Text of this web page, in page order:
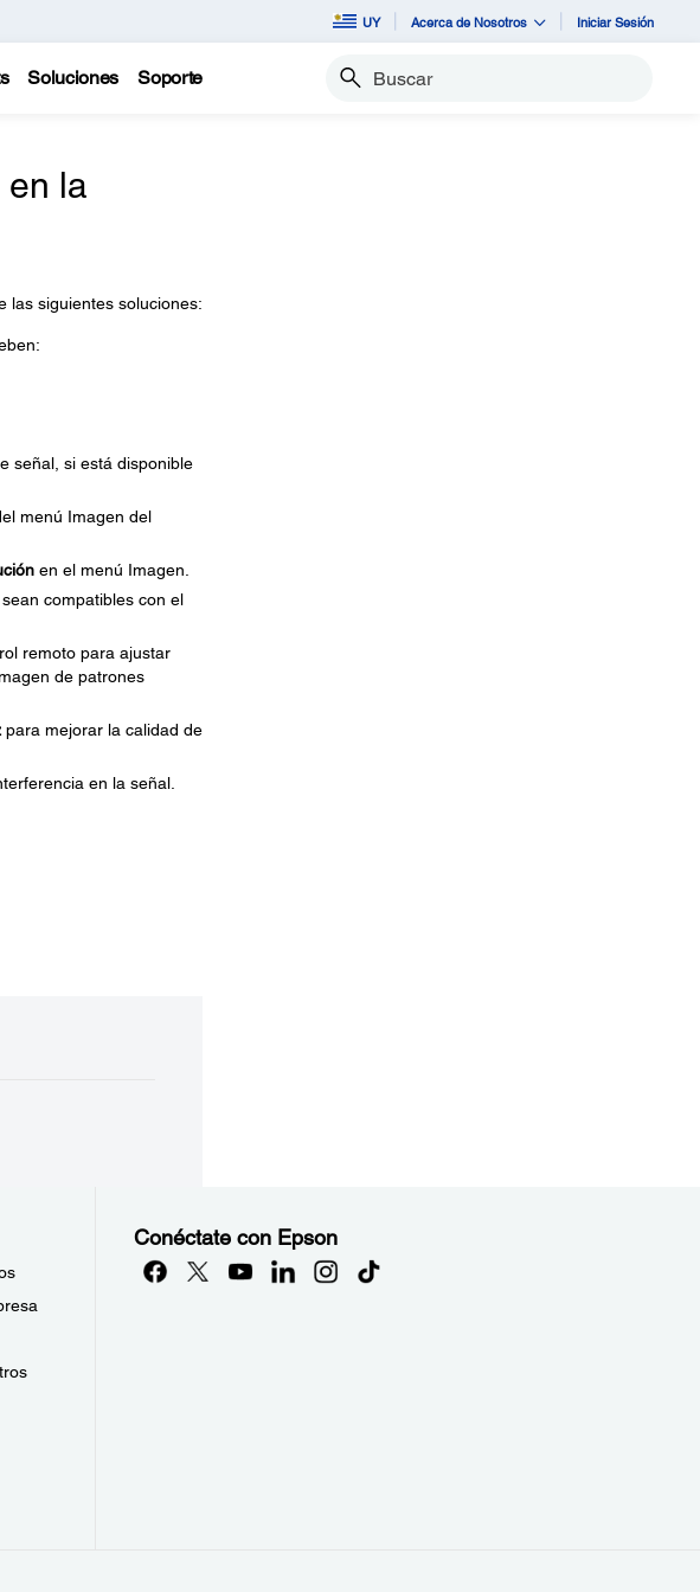
UY Acerca de Nosotros Iniciar Sesión
Soluciones Soporte Buscar
la
las siguientes soluciones:
señal, si está disponible
menú Imagen del
en el menú Imagen.
compatibles con el
remoto para ajustar
de patrones
para mejorar la calidad de
en la señal.
Conéctate con Epson